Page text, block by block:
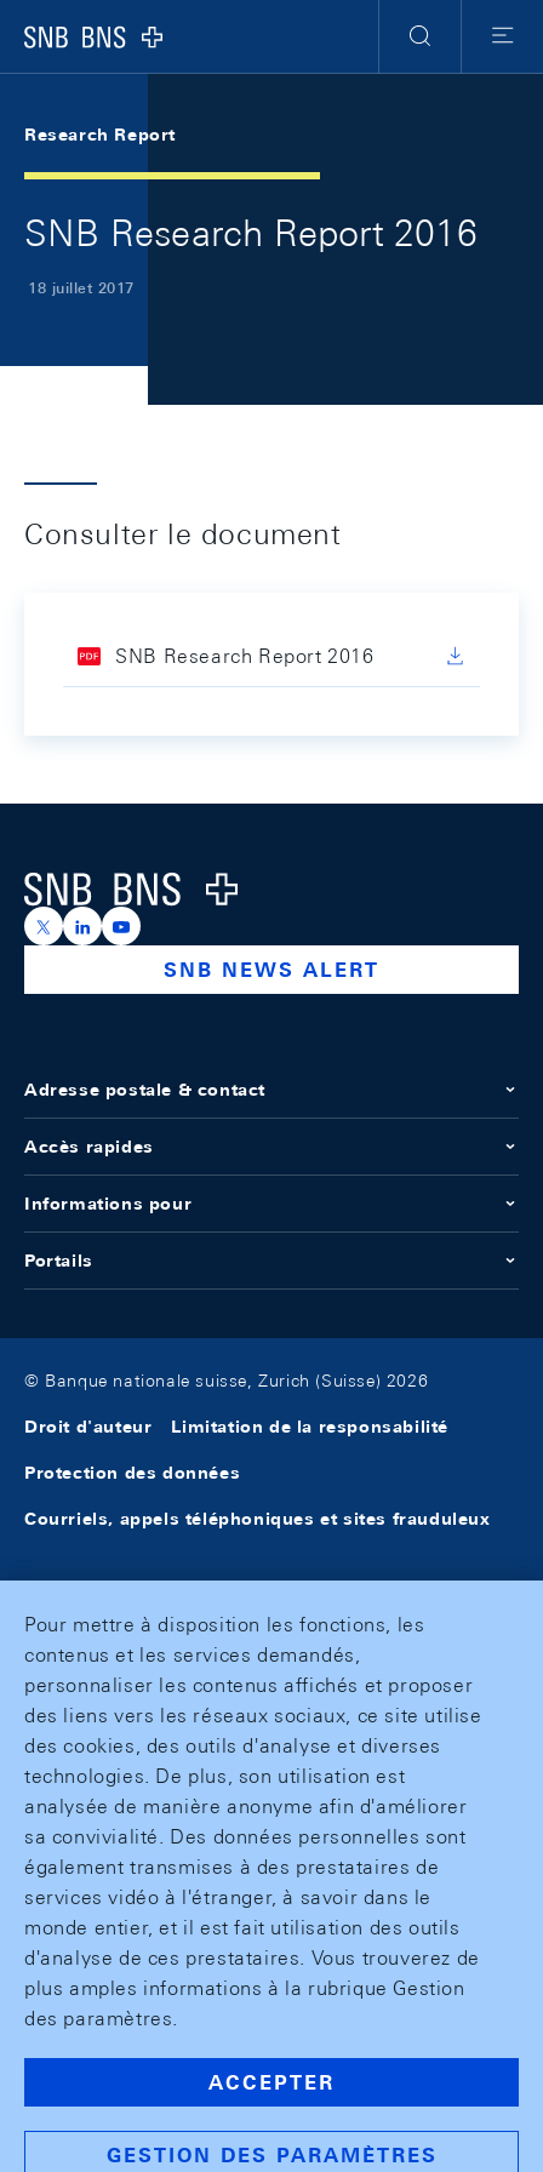
Logo
RechercheMenu
Research Report
SNB Research Report 2016
18 juillet 2017
Consulter le document
SNB Research Report 2016
Logo
https://x.com/snb_bns
https://ch.linkedin.com/company/swiss-national-
https://www.youtube.com/@swissnationalbank
SNB NEWS ALERT
Adresse postale & contact
Accès rapides
Informations pour
Portails
© Banque nationale suisse, Zurich (Suisse) 2026
Droit d'auteur Limitation de la responsabilité
Protection des données
Courriels, appels téléphoniques et sites frauduleux
Pour mettre à disposition les fonctions, les
contenus et les services demandés,
personnaliser les contenus affichés et proposer
des liens vers les réseaux sociaux, ce site utilise
des cookies, des outils d'analyse et diverses
technologies. De plus, son utilisation est
analysée de manière anonyme afin d'améliorer
sa convivialité. Des données personnelles sont
également transmises à des prestataires de
services vidéo à l'étranger, à savoir dans le
monde entier, et il est fait utilisation des outils
d'analyse de ces prestataires. Vous trouverez de
plus amples informations à la rubrique Gestion
des paramètres.
ACCEPTER
GESTION DES PARAMÈTRES